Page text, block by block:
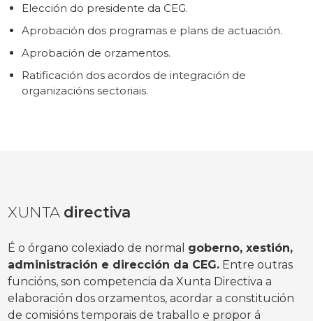
Elección do presidente da CEG.
Aprobación dos programas e plans de actuación.
Aprobación de orzamentos.
Ratificación dos acordos de integración de
organizacións sectoriais.
XUNTA directiva
É o órgano colexiado de normal goberno, xestión,
administración e dirección da CEG. Entre outras
funcións, son competencia da Xunta Directiva a
elaboración dos orzamentos, acordar a constitución
de comisións temporais de traballo e propor á